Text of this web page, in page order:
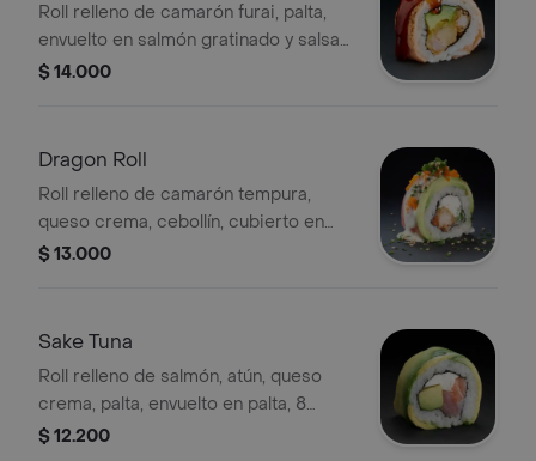
Roll relleno de camarón furai, palta,
envuelto en salmón gratinado y salsa
unagui, 8 porciones.
$ 14.000
Dragon Roll
Roll relleno de camarón tempura,
queso crema, cebollín, cubierto en
mixto de palta y atún, sésamo,
$ 13.000
Sake Tuna
Roll relleno de salmón, atún, queso
crema, palta, envuelto en palta, 8
porciones.
$ 12.200